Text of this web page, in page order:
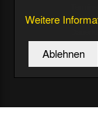
Tivoli
Deal
Weitere
Ablehnen